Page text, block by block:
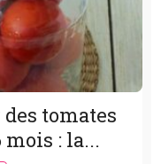
tomates
: la...